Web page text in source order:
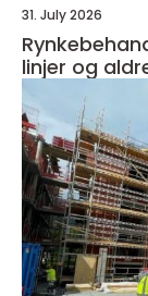
31. July 2026
Rynkebehandling hva
linjer og